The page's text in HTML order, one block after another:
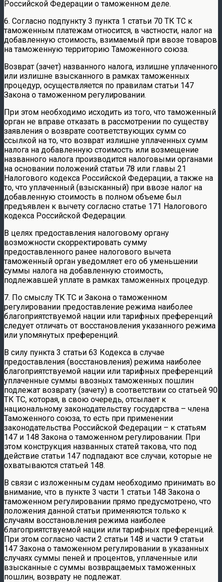
Российской Федерации о таможенном деле.
6. Согласно подпункту 3 пункта 1 статьи 70 ТК ТС к
таможенным платежам относится, в частности, налог на
добавленную стоимость, взимаемый при ввозе товаров
на таможенную территорию Таможенного союза.
Возврат (зачет) названного налога, излишне уплаченного
или излишне взысканного в рамках таможенных
процедур, осуществляется по правилам статьи 147
Закона о таможенном регулировании.
При этом необходимо исходить из того, что таможенный
орган не вправе отказать в рассмотрении по существу
заявления о возврате соответствующих сумм со
ссылкой на то, что возврат излишне уплаченных сумм
налога на добавленную стоимость или возмещение
названного налога производится налоговыми органами
на основании положений статьи 78 или главы 21
Налогового кодекса Российской Федерации, а также на
то, что уплаченный (взысканный) при ввозе налог на
добавленную стоимость в полном объеме был
предъявлен к вычету согласно статье 171 Налогового
кодекса Российской Федерации.
В целях предоставления налоговому органу
возможности скорректировать сумму
предоставленного ранее налогового вычета
таможенный орган уведомляет его об уменьшении
суммы налога на добавленную стоимость,
подлежавшей уплате в рамках таможенных процедур.
7. По смыслу ТК ТС и Закона о таможенном
регулировании предоставление режима наиболее
благоприятствуемой нации или тарифных преференций
следует отличать от восстановления указанного режима
или упомянутых преференций.
В силу пункта 3 статьи 63 Кодекса в случае
предоставления (восстановления) режима наиболее
благоприятствуемой нации или тарифных преференций
уплаченные суммы ввозных таможенных пошлин
подлежат возврату (зачету) в соответствии со статьей 90
ТК ТС, которая, в свою очередь, отсылает к
национальному законодательству государства – члена
Таможенного союза, то есть при применении
законодательства Российской Федерации – к статьям
147 и 148 Закона о таможенном регулировании. При
этом конструкция названных статей такова, что под
действие статьи 147 подпадают все случаи, которые не
охватываются статьей 148.
В связи с изложенным судам необходимо принимать во
внимание, что в пункте 3 части 1 статьи 148 Закона о
таможенном регулировании прямо предусмотрено, что
положения данной статьи применяются только к
случаям восстановления режима наиболее
благоприятствуемой нации или тарифных преференций.
При этом согласно части 2 статьи 148 и части 9 статьи
147 Закона о таможенном регулировании в указанных
случаях суммы пеней и процентов, уплаченные или
взысканные с суммы возвращаемых таможенных
пошлин, возврату не подлежат.